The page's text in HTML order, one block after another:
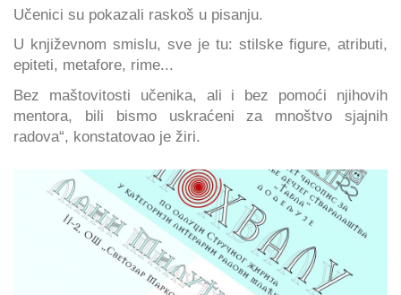
Učenici su pokazali raskoš u pisanju.
U književnom smislu, sve je tu: stilske figure, atributi,
epiteti, metafore, rime...
Bez maštovitosti učenika, ali i bez pomoći njihovih
mentora, bili bismo uskraćeni za mnoštvo sjajnih
radova“, konstatovao je žiri.